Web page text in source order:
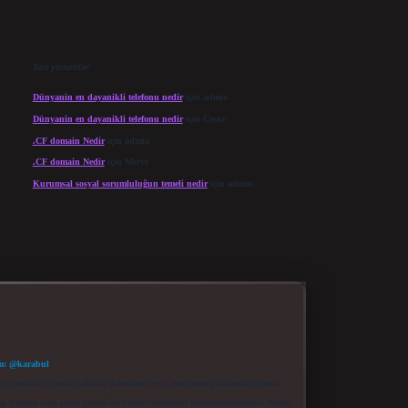
Son yorumlar
Dünyanin en dayanikli telefonu nediriçin admin
Dünyanin en dayanikli telefonu nediriçin Cesur
.CF domain Nediriçin admin
.CF domain Nediriçin Merve
Kurumsal sosyal sorumluluğun temeli nediriçin admin
@karabul